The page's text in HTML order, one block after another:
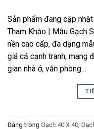
Sản phẩm đang cập
Tham Khảo | Mẫu Gạch
nền cao cấp, đa dạng
giá cả cạnh tranh, mang
gian nhà ở, văn phòng…
Đăng trong Gạch 40 X 40